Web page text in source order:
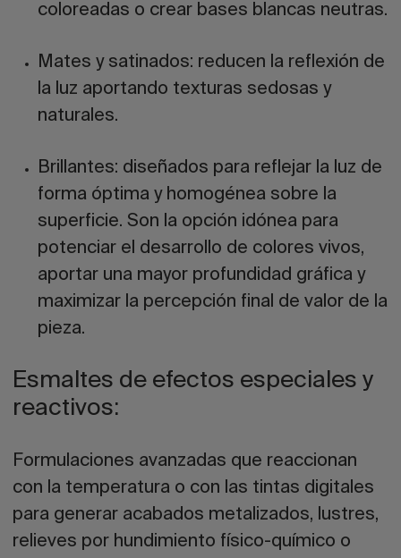
coloreadas o crear bases blancas neutras.
Mates y satinados: reducen la reflexión de
la luz aportando texturas sedosas y
naturales.
Brillantes: diseñados para reflejar la luz de
forma óptima y homogénea sobre la
superficie. Son la opción idónea para
potenciar el desarrollo de colores vivos,
aportar una mayor profundidad gráfica y
maximizar la percepción final de valor de la
pieza.
Esmaltes de efectos especiales y
reactivos:
Formulaciones avanzadas que reaccionan
con la temperatura o con las tintas digitales
para generar acabados metalizados, lustres,
relieves por hundimiento físico-químico o